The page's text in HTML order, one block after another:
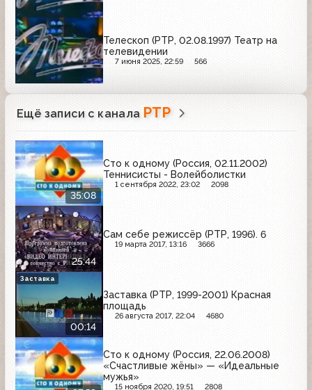
Телескоп (РТР, 02.08.1997) Театр на
телевидении
7 июня 2025, 22:59 566
Ещё записи с канала РТР
35:08
Сто к одному (Россия, 02.11.2002)
Теннисисты - Волейболистки
1 сентября 2022, 23:02 2098
25:44
Сам себе режиссёр (РТР, 1996). 6
19 марта 2017, 13:16 3666
00:14
Заставка (РТР, 1999-2001) Красная
площадь
26 августа 2017, 22:04 4680
Заставка
Сто к одному (Россия, 22.06.2008)
«Счастливые жёны» — «Идеальные
мужья»
15 ноября 2020, 19:51 2808